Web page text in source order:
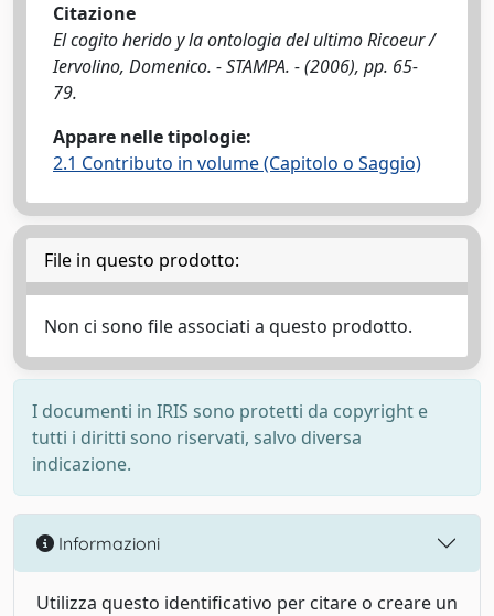
Citazione
El cogito herido y la ontologia del ultimo Ricoeur /
Iervolino, Domenico. - STAMPA. - (2006), pp. 65-
79.
Appare nelle tipologie:
2.1 Contributo in volume (Capitolo o Saggio)
File in questo prodotto:
Non ci sono file associati a questo prodotto.
I documenti in IRIS sono protetti da copyright e
tutti i diritti sono riservati, salvo diversa
indicazione.
Informazioni
Utilizza questo identificativo per citare o creare un